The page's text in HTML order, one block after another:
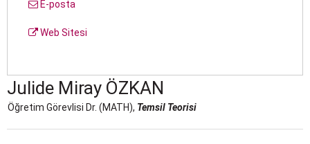
E-posta
Web Sitesi
Julide Miray ÖZKAN
Öğretim Görevlisi Dr. (MATH), Temsil Teorisi